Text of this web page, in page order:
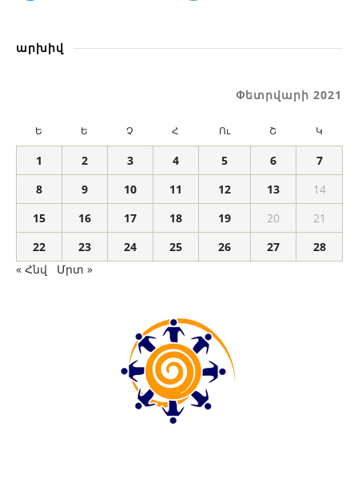
արխիվ
Փետրվարի 2021
Ե Ե Չ Հ Ու Շ Կ
1 2 3 4 5 6
7
8
9 10 11 12 13
14
15
16 17 18 19 20
21
22
23 24 25 26 27
28
« Հնվ
Մրտ »